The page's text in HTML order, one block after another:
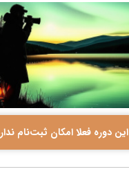
این دوره فعلا امکان ثبت‌نام